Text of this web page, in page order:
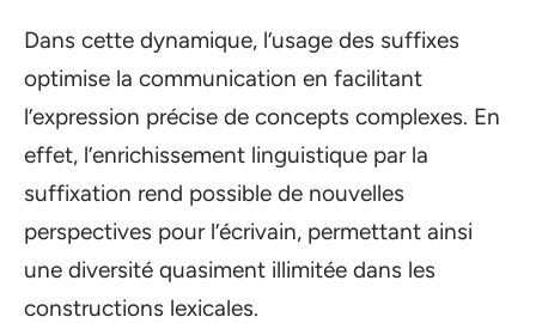
Dans cette dynamique, l’usage des suffixes
optimise la communication en facilitant
l’expression précise de concepts complexes. En
effet, l’enrichissement linguistique par la
suffixation rend possible de nouvelles
perspectives pour l’écrivain, permettant ainsi
une diversité quasiment illimitée dans les
constructions lexicales.